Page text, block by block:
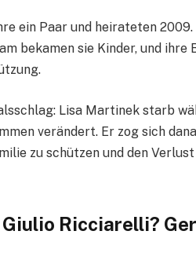
ein Paar und heirateten
bekamen sie Kinder, und ihre
Lisa Martinek starb
verändert. Er zog sich
zu schützen und den Verlust
Ricciarelli?